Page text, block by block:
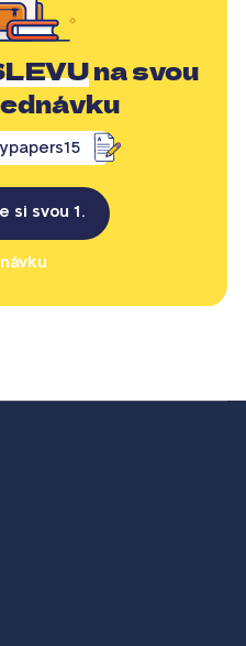
na svou
si svou 1.